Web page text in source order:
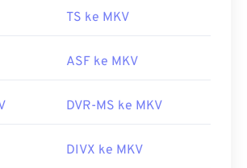
TS ke MKV
ASF ke MKV
DVR-MS ke MKV
DIVX ke MKV